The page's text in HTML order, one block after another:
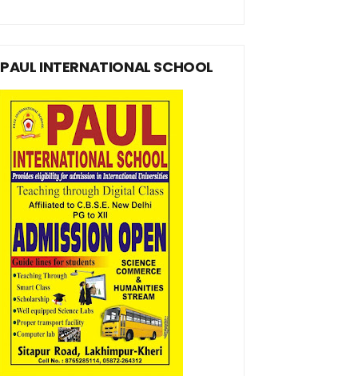
PAUL INTERNATIONAL SCHOOL